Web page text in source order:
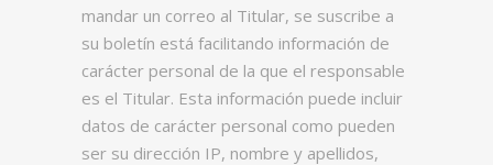
mandar un correo al Titular, se suscribe a
su boletín está facilitando información de
carácter personal de la que el responsable
es el Titular. Esta información puede incluir
datos de carácter personal como pueden
ser su dirección IP, nombre y apellidos,